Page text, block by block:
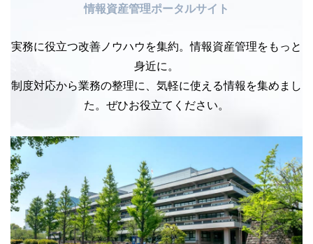
情報資産管理ポータルサイト
実務に役立つ改善ノウハウを集約。情報資産管理をもっと
身近に。
制度対応から業務の整理に、気軽に使える情報を集めまし
た。ぜひお役立てください。